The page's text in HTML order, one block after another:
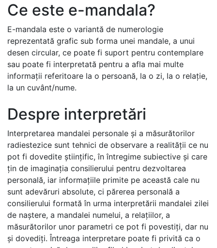
Ce este e-mandala?
E-mandala este o variantă de numerologie
reprezentată grafic sub forma unei mandale, a unui
desen circular, ce poate fi suport pentru contemplare
sau poate fi interpretată pentru a afla mai multe
informații referitoare la o persoană, la o zi, la o relație,
la un cuvânt/nume.
Despre interpretări
Interpretarea mandalei personale și a măsurătorilor
radiestezice sunt tehnici de observare a realității ce nu
pot fi dovedite științific, în întregime subiective și care
țin de imaginația consilierului pentru dezvoltarea
personală, iar informațiile primite pe această cale nu
sunt adevăruri absolute, ci părerea personală a
consilierului formată în urma interpretării mandalei zilei
de naștere, a mandalei numelui, a relațiilor, a
măsurătorilor unor parametri ce pot fi povestiți, dar nu
și dovediți. Întreaga interpretare poate fi privită ca o